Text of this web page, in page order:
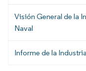
Visión General de la
Naval
Informe de la